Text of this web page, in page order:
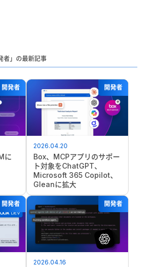
者」の最新記事
開発者
に
開発者
2026.04.20
Box、MCPアプリのサポー
ト対象をChatGPT、
Microsoft 365 Copilot、
Gleanに拡大
開発者 開発者
2026.04.16